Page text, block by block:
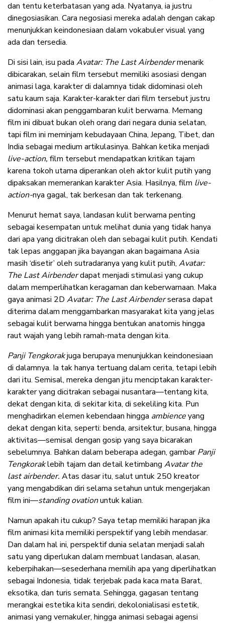
dan tentu keterbatasan yang ada. Nyatanya, ia justru
dinegosiasikan. Cara negosiasi mereka adalah dengan cakap
menunjukkan keindonesiaan dalam vokabuler visual yang
ada dan tersedia.
Di sisi lain, isu pada Avatar: The Last Airbendermenarik
dibicarakan, selain film tersebut memiliki asosiasi dengan
animasi laga, karakter di dalamnya tidak didominasi oleh
satu kaum saja. Karakter-karakter dari film tersebut justru
didominasi akan penggambaran kulit berwarna. Memang
film ini dibuat bukan oleh orang dari negara dunia selatan,
tapi film ini meminjam kebudayaan China, Jepang, Tibet, dan
India sebagai medium artikulasinya. Bahkan ketika menjadi
live-action, film tersebut mendapatkan kritikan tajam
karena tokoh utama diperankan oleh aktor kulit putih yang
dipaksakan memerankan karakter Asia. Hasilnya, film live-
action-nya gagal, tak berkesan dan tak terkenang.
Menurut hemat saya, landasan kulit berwarna penting
sebagai kesempatan untuk melihat dunia yang tidak hanya
dari apa yang dicitrakan oleh dan sebagai kulit putih. Kendati
tak lepas anggapan jika bayangan akan bagaimana Asia
masih ‘disetir’ oleh sutradaranya yang kulit putih, Avatar:
The Last Airbenderdapat menjadi stimulasi yang cukup
dalam memperlihatkan keragaman dan keberwarnaan. Maka
gaya animasi 2D Avatar: The Last Airbenderserasa dapat
diterima dalam menggambarkan masyarakat kita yang jelas
sebagai kulit berwarna hingga bentukan anatomis hingga
raut wajah yang lebih ramah-mata dengan kita.
Panji Tengkorakjuga berupaya menunjukkan keindonesiaan
di dalamnya. Ia tak hanya tertuang dalam cerita, tetapi lebih
dari itu. Semisal, mereka dengan jitu menciptakan karakter-
karakter yang dicitrakan sebagai nusantara—tentang kita,
dekat dengan kita, di sekitar kita, di sekeliling kita. Pun
menghadirkan elemen kebendaan hingga ambienceyang
dekat dengan kita, seperti: benda, arsitektur, busana, hingga
aktivitas—semisal dengan gosip yang saya bicarakan
sebelumnya. Bahkan dalam beberapa adegan, gambarPanji
Tengkoraklebih tajam dan detail ketimbang Avatar the
last airbender. Atas dasar itu, salut untuk 250 kreator
yang mengabdikan diri selama setahun untuk mengerjakan
film ini—standing ovationuntuk kalian.
Namun apakah itu cukup? Saya tetap memiliki harapan jika
film animasi kita memiliki perspektif yang lebih mendasar.
Dan dalam hal ini, perspektif dunia selatan menjadi salah
satu yang diperlukan dalam membuat landasan, alasan,
keberpihakan—sesederhana memilih apa yang diperlihatkan
sebagai Indonesia, tidak terjebak pada kaca mata Barat,
eksotika, dan turis semata. Sehingga, gagasan tentang
merangkai estetika kita sendiri, dekolonialisasi estetik,
animasi yang vernakuler, hingga animasi sebagai agensi